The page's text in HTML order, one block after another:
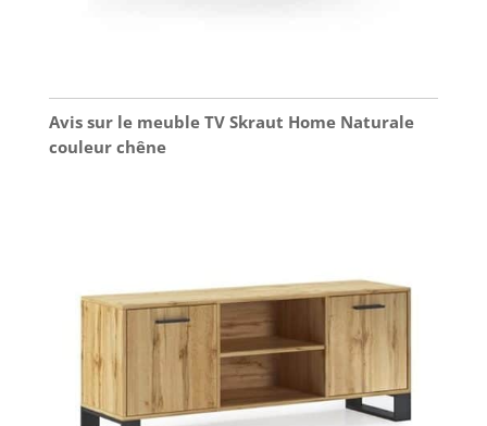
Avis sur le meuble TV Skraut Home Naturale
couleur chêne